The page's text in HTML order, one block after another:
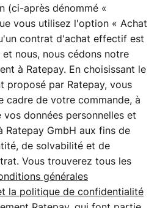
(ci-après dénommé «
vous utilisez l'option « Achat
contrat d'achat effectif est
nous, nous cédons notre
à Ratepay. En choisissant le
proposé par Ratepay, vous
cadre de votre commande, à
données personnelles et
Ratepay GmbH aux fins de
de solvabilité et de
Vous trouverez tous les
générales
la politique de confidentialité